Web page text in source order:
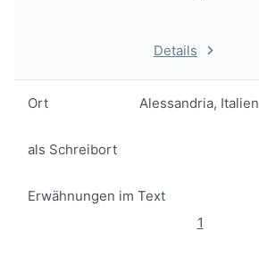
Details
Ort Alessandria, Italien
als Schreibort
Erwähnungen im Text
1